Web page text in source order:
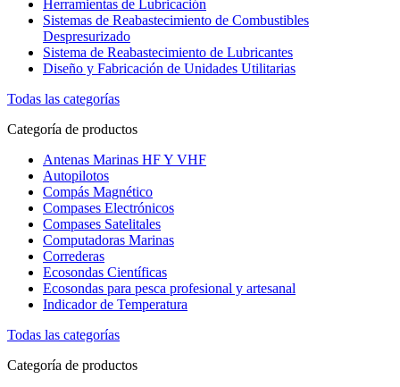
Herramientas de Lubricación
Sistemas de Reabastecimiento de Combustibles
Despresurizado
Sistema de Reabastecimiento de Lubricantes
Diseño y Fabricación de Unidades Utilitarias
Todas las categorías
Categoría de productos
Antenas Marinas HF Y VHF
Autopilotos
Compás Magnético
Compases Electrónicos
Compases Satelitales
Computadoras Marinas
Correderas
Ecosondas Científicas
Ecosondas para pesca profesional y artesanal
Indicador de Temperatura
Todas las categorías
Categoría de productos